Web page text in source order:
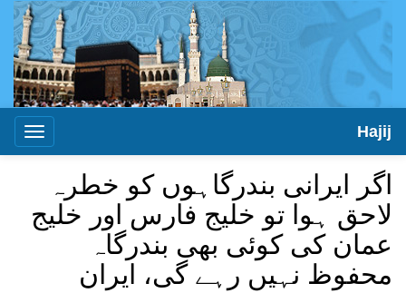
Toggle
Hajij
اگر ایرانی بندرگاہوں کو خطرہ
لاحق ہوا تو خلیج فارس اور خلیج
عمان کی کوئی بھی بندرگاہ
محفوظ نہیں رہے گی، ایران